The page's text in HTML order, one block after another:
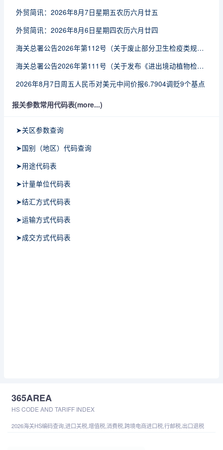
外贸简讯：2026年8月7日星期五农历六月廿五
外贸简讯：2026年8月6日星期四农历六月廿四
海关总署公告2026年第112号（关于废止部分卫生检疫类规范性文件的公告）
海关总署公告2026年第111号（关于发布《进出境动植物检疫处理监督管理工作规定》《进出境卫生处理监督管理工作规定》的公告）
2026年8月7日周五人民币对美元中间价报6.7904调贬9个基点
报关参数常用代码表(more...)
➤关区参数查询
➤国别（地区）代码查询
➤用途代码表
➤计量单位代码表
➤结汇方式代码表
➤运输方式代码表
➤成交方式代码表
365AREA
HS CODE AND TARIFF INDEX
2026海关HS编码查询,进口关税,增值税,消费税,跨境电商进口税,行邮税,出口退税